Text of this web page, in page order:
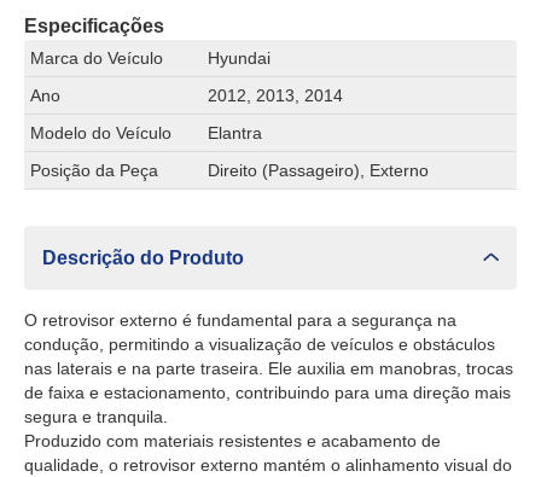
Especificações
Marca do Veículo
Hyundai
Ano
2012, 2013, 2014
Modelo do Veículo
Elantra
Posição da Peça
Direito (Passageiro), Externo
Descrição do Produto
O retrovisor externo é fundamental para a segurança na
condução, permitindo a visualização de veículos e obstáculos
nas laterais e na parte traseira. Ele auxilia em manobras, trocas
de faixa e estacionamento, contribuindo para uma direção mais
segura e tranquila.
Produzido com materiais resistentes e acabamento de
qualidade, o retrovisor externo mantém o alinhamento visual do